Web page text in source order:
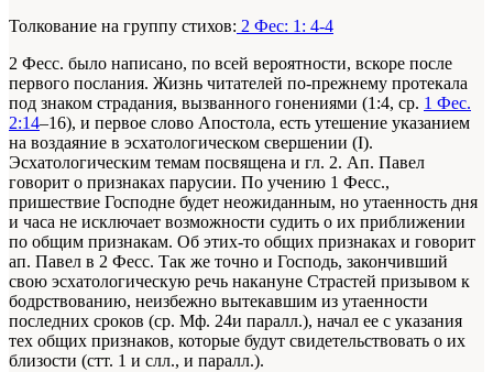
Толкование на группу стихов: 2 Фес: 1: 4-4
2 Фесс. было написано, по всей вероятности, вскоре после
первого послания. Жизнь читателей по-прежнему протекала
под знаком страдания, вызванного гонениями (1:4, ср. 1 Фес.
2:14–16), и первое слово Апостола, есть утешение указанием
на воздаяние в эсхатологическом свершении (I).
Эсхатологическим темам посвящена и гл. 2. Ап. Павел
говорит о признаках парусии. По учению 1 Фесс.,
пришествие Господне будет неожиданным, но утаенность дня
и часа не исключает возможности судить о их приближении
по общим признакам. Об этих-то общих признаках и говорит
ап. Павел в 2 Фесс. Так же точно и Господь, закончивший
свою эсхатологическую речь накануне Страстей призывом к
бодрствованию, неизбежно вытекавшим из утаенности
последних сроков (ср. Мф. 24и паралл.), начал ее с указания
тех общих признаков, которые будут свидетельствовать о их
близости (стт. 1 и слл., и паралл.).